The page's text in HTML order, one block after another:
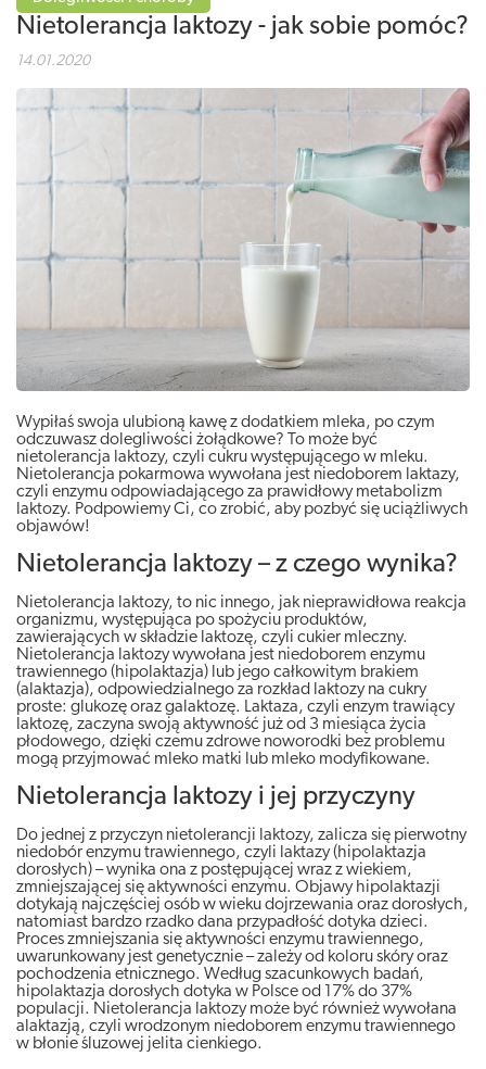
Nietolerancja laktozy - jak sobie pomóc?
14.01.2020
Wypiłaś swoja ulubioną kawę z dodatkiem mleka, po czym
odczuwasz dolegliwości żołądkowe? To może być
nietolerancja laktozy, czyli cukru występującego w mleku.
Nietolerancja pokarmowa wywołana jest niedoborem laktazy,
czyli enzymu odpowiadającego za prawidłowy metabolizm
laktozy. Podpowiemy Ci, co zrobić, aby pozbyć się uciążliwych
objawów!
Nietolerancja laktozy – z czego wynika?
Nietolerancja laktozy, to nic innego, jak nieprawidłowa reakcja
organizmu, występująca po spożyciu produktów,
zawierających w składzie laktozę, czyli cukier mleczny.
Nietolerancja laktozy wywołana jest niedoborem enzymu
trawiennego (hipolaktazja) lub jego całkowitym brakiem
(alaktazja), odpowiedzialnego za rozkład laktozy na cukry
proste: glukozę oraz galaktozę. Laktaza, czyli enzym trawiący
laktozę, zaczyna swoją aktywność już od 3 miesiąca życia
płodowego, dzięki czemu zdrowe noworodki bez problemu
mogą przyjmować mleko matki lub mleko modyfikowane.
Nietolerancja laktozy i jej przyczyny
Do jednej z przyczyn nietolerancji laktozy, zalicza się pierwotny
niedobór enzymu trawiennego, czyli laktazy (hipolaktazja
dorosłych) – wynika ona z postępującej wraz z wiekiem,
zmniejszającej się aktywności enzymu. Objawy hipolaktazji
dotykają najczęściej osób w wieku dojrzewania oraz dorosłych,
natomiast bardzo rzadko dana przypadłość dotyka dzieci.
Proces zmniejszania się aktywności enzymu trawiennego,
uwarunkowany jest genetycznie – zależy od koloru skóry oraz
pochodzenia etnicznego. Według szacunkowych badań,
hipolaktazja dorosłych dotyka w Polsce od 17% do 37%
populacji. Nietolerancja laktozy może być również wywołana
alaktazją, czyli wrodzonym niedoborem enzymu trawiennego
w błonie śluzowej jelita cienkiego.